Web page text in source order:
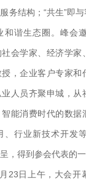
务结构；“共生”即
和谐生态圈。峰会
会学家、经济学家
，企业客户专家和
人员齐聚申城，从
能消费时代的数据
、行业新技术开发
，得到参会代表的一
23日上午，大会开